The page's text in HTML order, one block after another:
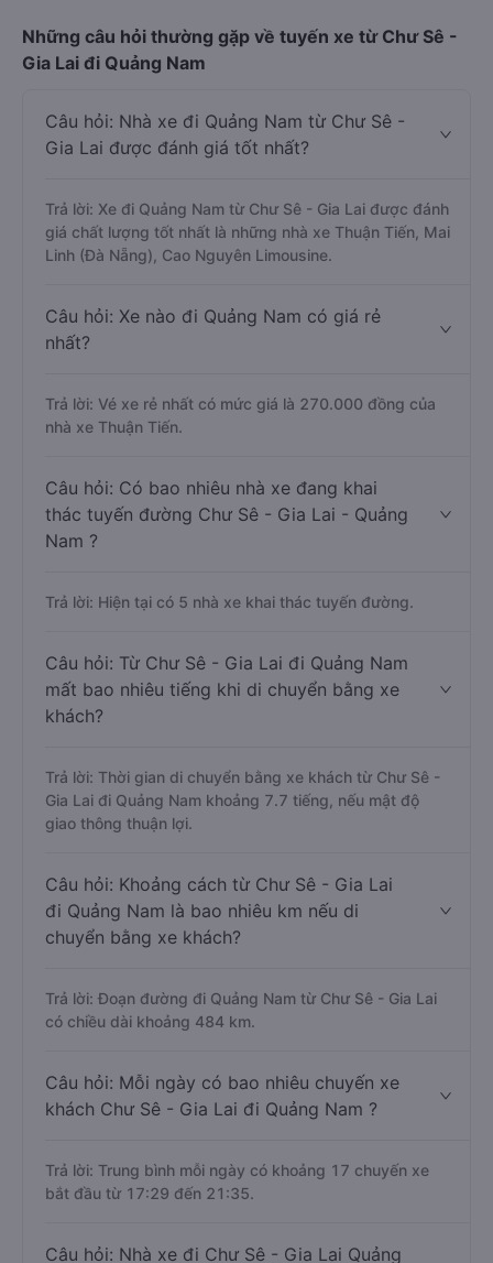
Những câu hỏi thường gặp về tuyến xe từ Chư Sê -
Gia Lai đi Quảng Nam
Câu hỏi: Nhà xe đi Quảng Nam từ Chư Sê -
Gia Lai được đánh giá tốt nhất?
Trả lời: Xe đi Quảng Nam từ Chư Sê - Gia Lai được đánh
giá chất lượng tốt nhất là những nhà xe Thuận Tiến, Mai
Linh (Đà Nẵng), Cao Nguyên Limousine.
Câu hỏi: Xe nào đi Quảng Nam có giá rẻ
nhất?
Trả lời: Vé xe rẻ nhất có mức giá là 270.000 đồng của
nhà xe Thuận Tiến.
Câu hỏi: Có bao nhiêu nhà xe đang khai
thác tuyến đường Chư Sê - Gia Lai - Quảng
Nam ?
Trả lời: Hiện tại có 5 nhà xe khai thác tuyến đường.
Câu hỏi: Từ Chư Sê - Gia Lai đi Quảng Nam
mất bao nhiêu tiếng khi di chuyển bằng xe
khách?
Trả lời: Thời gian di chuyển bằng xe khách từ Chư Sê -
Gia Lai đi Quảng Nam khoảng 7.7 tiếng, nếu mật độ
giao thông thuận lợi.
Câu hỏi: Khoảng cách từ Chư Sê - Gia Lai
đi Quảng Nam là bao nhiêu km nếu di
chuyển bằng xe khách?
Trả lời: Đoạn đường đi Quảng Nam từ Chư Sê - Gia Lai
có chiều dài khoảng 484 km.
Câu hỏi: Mỗi ngày có bao nhiêu chuyến xe
khách Chư Sê - Gia Lai đi Quảng Nam ?
Trả lời: Trung bình mỗi ngày có khoảng 17 chuyến xe
bắt đầu từ 17:29 đến 21:35.
Câu hỏi: Nhà xe đi Chư Sê - Gia Lai Quảng